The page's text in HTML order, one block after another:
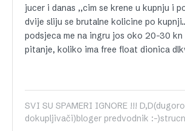
jucer i danas ,,cim se krene u kupnju i
dvije sliju se brutalne kolicine po
podsjeca me na ingru jos oko 20-30 kn
pitanje, koliko ima free float dionica
SVI SU SPAMERI IGNORE !!!
dokupljivači)bloger predvodnik :-